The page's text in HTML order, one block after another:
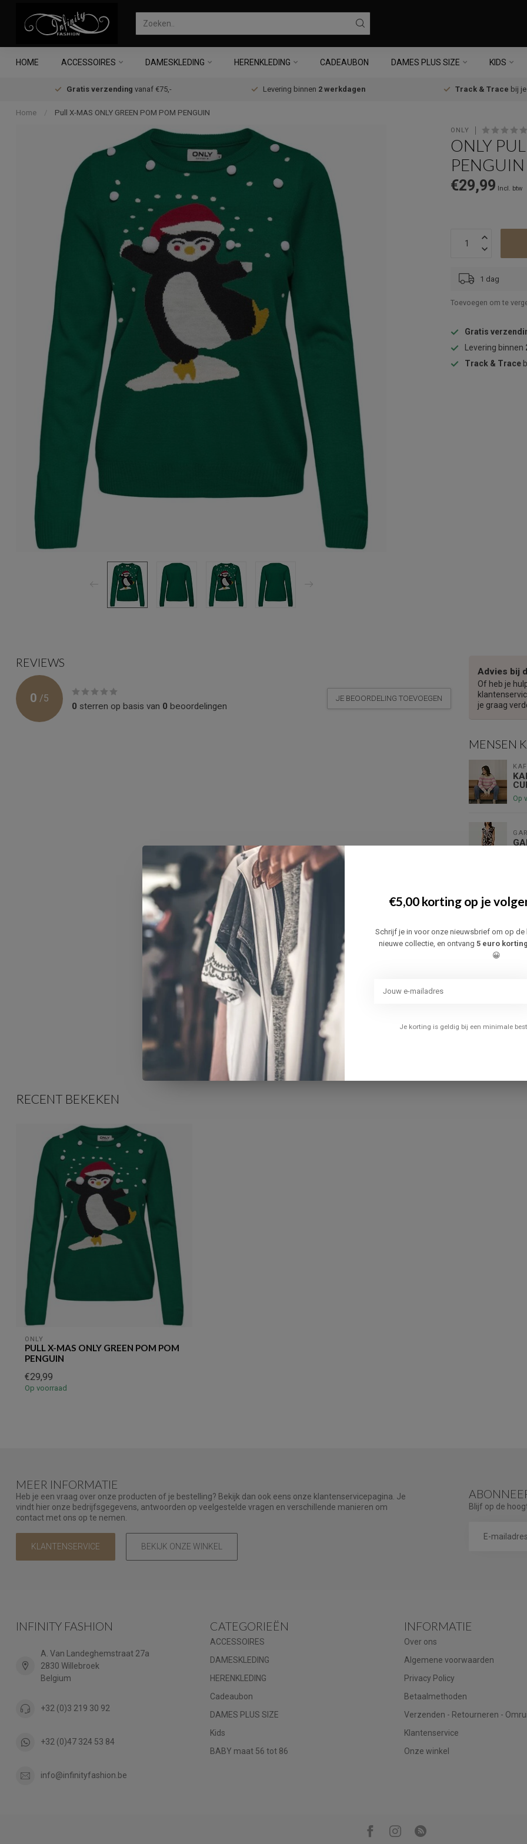
HOME ACCESSOIRES DAMESKLEDING HERENKLEDING CADEAUBON DAMES PLUS SIZE KIDS
Gratis verzending vanaf €75,- Levering binnen 2 werkdagen Track & Trace bij
Home / Pull X-MAS ONLY GREEN POM POM PENGUIN
ONLY
ONLY
PENGUIN
€29,99 Incl. btw
1 dag
Toevoegen om te
Gratis
Levering binnen
Track & Trace
REVIEWS
0 /5
0 sterren op basis van 0 beoordelingen
JE BEOORDELING TOEVOEGEN
Advies bij
Of heb je
je graag
MENSEN
Op
RECENT BEKEKEN
ONLY
PULL X-MAS ONLY GREEN POM POM
PENGUIN
€29,99
Op voorraad
MEER INFORMATIE
Heb je een vraag over onze producten of je bestelling? Bekijk dan ook eens onze klantenservicepagina. Je
vindt hier onze bedrijfsgegevens, antwoorden op veelgestelde vragen en verschillende manieren om
contact met ons op te nemen.
KLANTENSERVICE BEKIJK ONZE WINKEL
Blijf op de
INFINITY FASHION
A. Van Landeghemstraat 27a
2830 Willebroek
Belgium
+32 (0)3 219 30 92
+32 (0)47 324 53 84
info@infinityfashion.be
CATEGORIEËN
ACCESSOIRES
DAMESKLEDING
HERENKLEDING
Cadeaubon
DAMES PLUS SIZE
Kids
BABY maat 56 tot 86
INFORMATIE
Over ons
Algemene voorwaarden
Privacy Policy
Betaalmethoden
Verzenden - Retourneren -
Klantenservice
Onze winkel
€5,00 korting op je
Schrijf je in voor onze nieuwsbrief om op
nieuwe collectie, en ontvang 5 euro korting
😀
Je korting is geldig bij een minimale